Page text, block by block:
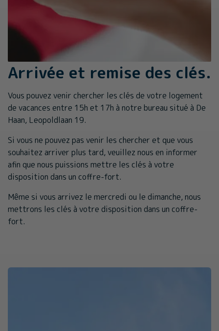
Arrivée et remise des clés.
Vous pouvez venir chercher les clés de votre logement
de vacances entre 15h et 17h à notre bureau situé à De
Haan, Leopoldlaan 19.
Si vous ne pouvez pas venir les chercher et que vous
souhaitez arriver plus tard, veuillez nous en informer
afin que nous puissions mettre les clés à votre
disposition dans un coffre-fort.
Même si vous arrivez le mercredi ou le dimanche, nous
mettrons les clés à votre disposition dans un coffre-
fort.